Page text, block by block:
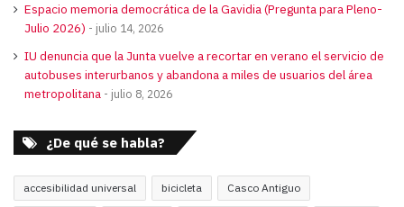
Espacio memoria democrática de la Gavidia (Pregunta para Pleno-
Julio 2026)
julio 14, 2026
IU denuncia que la Junta vuelve a recortar en verano el servicio de
autobuses interurbanos y abandona a miles de usuarios del área
metropolitana
julio 8, 2026
¿De qué se habla?
accesibilidad universal bicicleta Casco Antiguo